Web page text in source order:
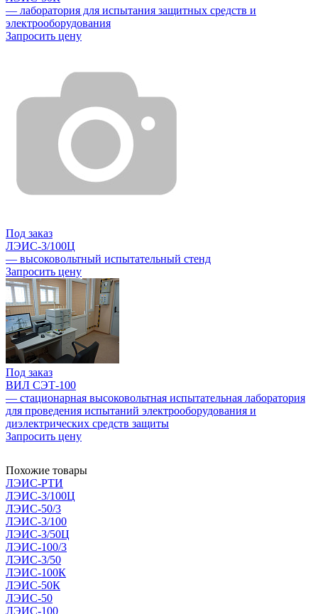
— лаборатория для испытания защитных средств и
электрооборудования
Запросить цену
Под заказ
ЛЭИС-3/100Ц
— высоковольтный испытательный стенд
Запросить цену
Под заказ
ВИЛ СЭТ-100
— стационарная высоковольтная испытательная лаборатория
для проведения испытаний электрооборудования и
диэлектрических средств защиты
Запросить цену
Похожие товары
ЛЭИС-РТИ
ЛЭИС-3/100Ц
ЛЭИС-50/3
ЛЭИС-3/100
ЛЭИС-3/50Ц
ЛЭИС-100/3
ЛЭИС-3/50
ЛЭИС-100К
ЛЭИС-50К
ЛЭИС-50
ЛЭИС-100